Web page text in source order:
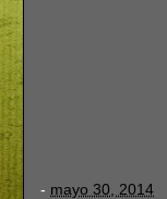
- mayo 30, 2014